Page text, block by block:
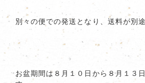
別々の便での発送となり、送料が別
お盆期間は８月１０日から８月１３